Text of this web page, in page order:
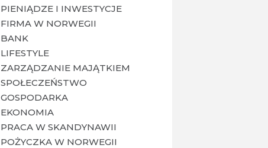
PIENIĄDZE I INWESTYCJE
FIRMA W NORWEGII
BANK
LIFESTYLE
ZARZĄDZANIE MAJĄTKIEM
SPOŁECZEŃSTWO
GOSPODARKA
EKONOMIA
PRACA W SKANDYNAWII
POŻYCZKA W NORWEGII